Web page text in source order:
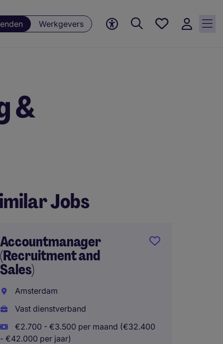
Werkgevers
Favorieten,
&
Jobs
Accountmanager
(Recruitment and
Sales)
Amsterdam
Vast dienstverband
€2.700 - €3.500 per maand (€32.400
- €42.000 per jaar)